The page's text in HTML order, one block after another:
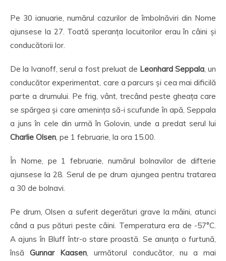
Pe 30 ianuarie, numărul cazurilor de îmbolnăviri din Nome
ajunsese la 27. Toată speranța locuitorilor erau în câini și
conducătorii lor.
De la Ivanoff, serul a fost preluat de Leonhard Seppala, un
conducător experimentat, care a parcurs și cea mai dificilă
parte a drumului. Pe frig, vânt, trecând peste gheața care
se spărgea și care amenința să-i scufunde în apă, Seppala
a juns în cele din urmă în Golovin, unde a predat serul lui
Charlie Olsen, pe 1 februarie, la ora 15.00.
În Nome, pe 1 februarie, numărul bolnavilor de difterie
ajunsese la 28. Serul de pe drum ajungea pentru tratarea
a 30 de bolnavi.
Pe drum, Olsen a suferit degerături grave la mâini, atunci
când a pus pături peste câini. Temperatura era de -57°C.
A ajuns în Bluff într-o stare proastă. Se anunța o furtună,
însă Gunnar Kaasen, următorul conducător, nu a mai